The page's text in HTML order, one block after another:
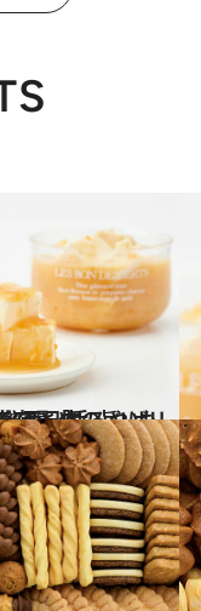
」 “西日本の旨いもの”を総まとめ